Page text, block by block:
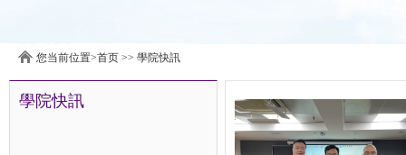
您当前位置>首页 >> 學院快訊
學院快訊